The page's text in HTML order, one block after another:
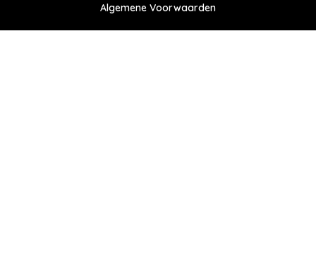
Algemene Voorwaarden